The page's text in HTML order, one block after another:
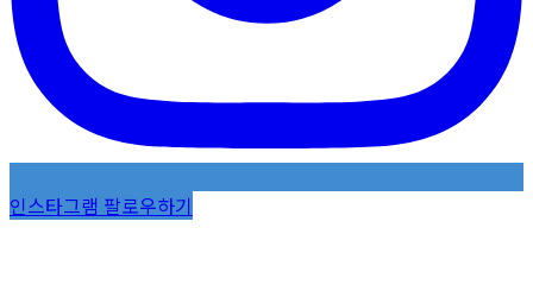
인스타그램 팔로우하기